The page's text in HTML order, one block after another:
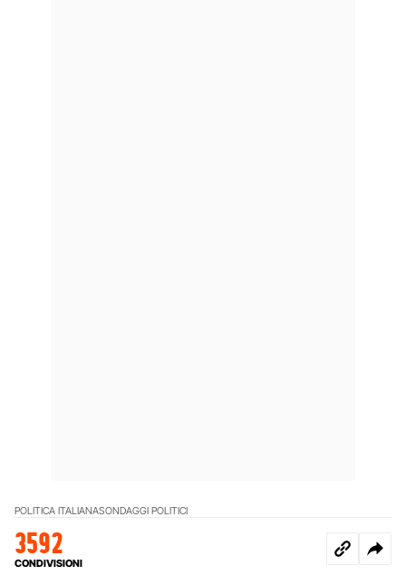
POLITICA ITALIANASONDAGGI POLITICI
3592
CONDIVISIONI